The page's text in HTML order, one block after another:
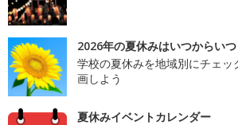
2026年の夏休みはいつからいつ
学校の夏休みを地域別にチェッ
画しよう
夏休みイベントカレンダー